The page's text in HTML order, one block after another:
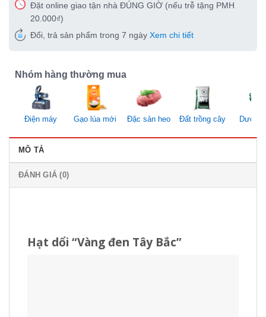
Đặt online giao tận nhà ĐÚNG GIỜ (nếu trễ tặng PMH
20.000₫)
Đổi, trả sản phẩm trong 7 ngày Xem chi tiết
Nhóm hàng thường mua
Điện máy Gạo lúa mới Đặc sản heo Đất trồng cây Dược
MÔ TẢ
ĐÁNH GIÁ (0)
Hạt dổi “Vàng đen Tây Bắc”